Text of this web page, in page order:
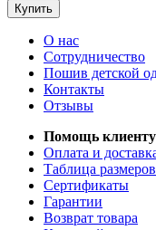
Купить
О нас
Сотрудничество
Пошив детской
Контакты
Отзывы
Помощь клиенту
Оплата и
Таблица
Сертификаты
Гарантии
Возврат товара